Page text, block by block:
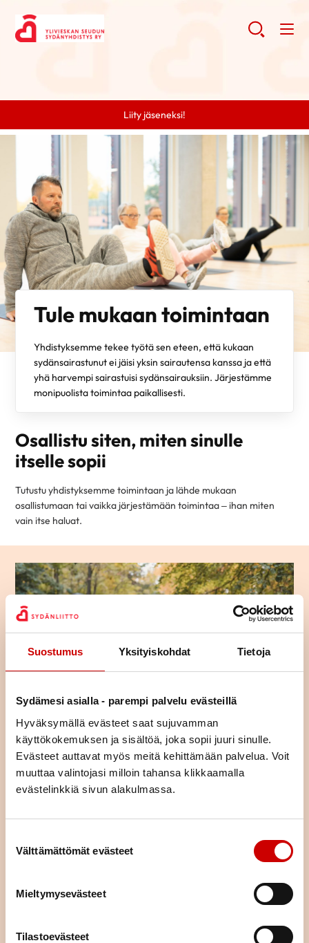
Suostumus Yksityiskohdat Tietoja
Sydämesi asialla - parempi palvelu evästeillä
Hyväksymällä evästeet saat sujuvamman
käyttökokemuksen ja sisältöä, joka sopii juuri sinulle.
Evästeet auttavat myös meitä kehittämään palvelua. Voit
muuttaa valintojasi milloin tahansa klikkaamalla
evästelinkkiä sivun alakulmassa.
Välttämättömät evästeet
Mieltymysevästeet
Tilastoevästeet
Liity jäseneksi!
Tule mukaan toimintaan
Yhdistyksemme tekee työtä sen eteen, että kukaan
sydänsairastunut ei jäisi yksin sairautensa kanssa ja että
yhä harvempi sairastuisi sydänsairauksiin. Järjestämme
monipuolista toimintaa paikallisesti.
Osallistu siten, miten sinulle
itselle sopii
Tutustu yhdistyksemme toimintaan ja lähde mukaan
osallistumaan tai vaikka järjestämään toimintaa – ihan miten
vain itse haluat.
Liity jäseneksi
Jäsenenä olet osa suurta sydänyhteisöä. Jäsenenä tuet
Järjestämme yhdessä alueemme piirin kanssa toimintaa,
annamme vertaistukea. Liittymällä jäseneksi saat neljä kertaa
vuodessa ilmestyvän laadukkaan Sydän-lehden, joka tarjoaa